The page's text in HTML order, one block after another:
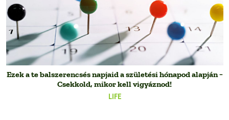
LIFE
Ezek a te balszerencsés napjaid a születési hónapod alapján −
Csekkold, mikor kell vigyáznod!